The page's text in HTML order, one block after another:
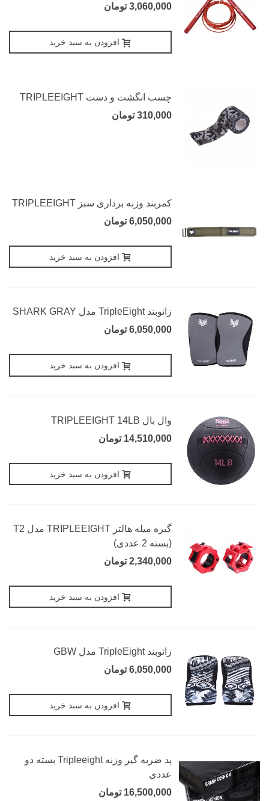
3,060,000 تومان
افزودن به سبد خرید
چسب انگشت و دست TRIPLEEIGHT
310,000 تومان
کمربند وزنه برداری سبز TRIPLEEIGHT
6,050,000 تومان
افزودن به سبد خرید
زانوبند TripleEight مدل SHARK GRAY
6,050,000 تومان
افزودن به سبد خرید
وال بال TRIPLEEIGHT 14LB
14,510,000 تومان
افزودن به سبد خرید
گیره میله هالتر TRIPLEEIGHT مدل T2
(بسته 2 عددی)
2,340,000 تومان
افزودن به سبد خرید
زانوبند TripleEight مدل GBW
6,050,000 تومان
افزودن به سبد خرید
پد ضربه گیر وزنه Tripleeight بسته دو
عددی
16,500,000 تومان